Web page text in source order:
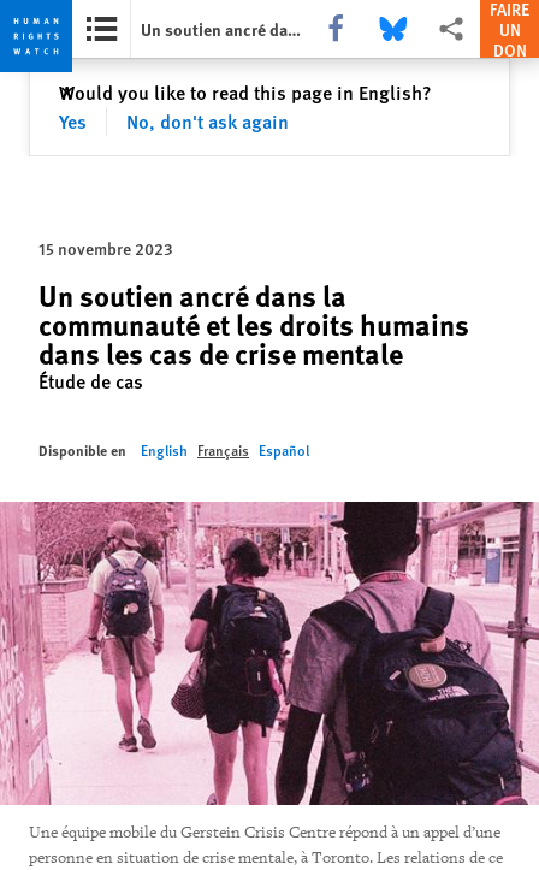
Skip
privacy
Skip
content
Un soutien ancré dans la communauté et les droits humains dans les cas de crise mentale Share this via Facebook
Share this via Bluesky
Share this via
FAIRE
UN
DON
Would you like to read this page in English?
Yes
No, don't ask again
✕Fermer
15 novembre 2023
Un soutien ancré dans la
communauté et les droits humains
dans les cas de crise mentale
Étude de cas
Disponible en English Français Español
Une équipe mobile du Gerstein Crisis Centre répond à un appel d’une
personne en situation de crise mentale, à Toronto. Les relations de ce